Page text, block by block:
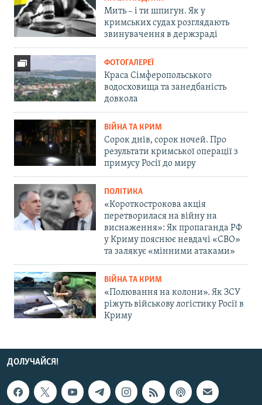
Мить – і ти шпигун. Як у
кримських судах розглядають
звинувачення в держзраді
ФОТОГАЛЕРЕЇ
Краса Сімферопольського
водосховища та занедбаність
довкола
ВІЙНА ТА КРИМ
Сорок днів, сорок ночей. Про
результати кримської операції з
примусу Росії до миру
ПОЛІТИКА
«Короткострокова акція
перетворилася на війну на
виснаження»: Як пропаганда РФ
у Криму пояснює невдачі «СВО»
та залякує «мінними атаками»
ВІЙНА ТА КРИМ
«Полювання на колони». Як ЗСУ
ріжуть військову логістику Росії в
Криму
ДОЛУЧАЙСЯ!